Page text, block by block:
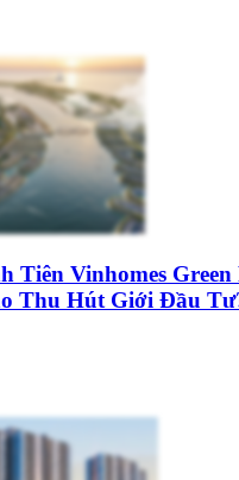
Tiên Vinhomes Green
Thu Hút Giới Đầu